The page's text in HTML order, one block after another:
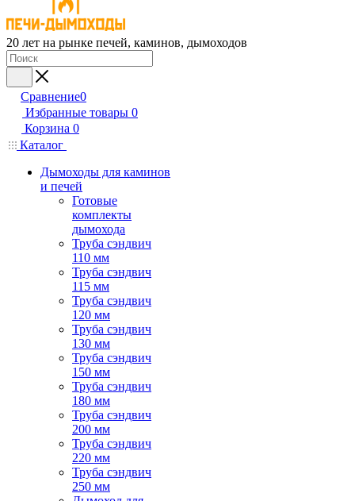
20 лет на рынке печей, каминов, дымоходов
Сравнение0
Избранные товары 0
Корзина 0
Каталог
Дымоходы для каминов
и печей
Готовые
комплекты
дымохода
Труба сэндвич
110 мм
Труба сэндвич
115 мм
Труба сэндвич
120 мм
Труба сэндвич
130 мм
Труба сэндвич
150 мм
Труба сэндвич
180 мм
Труба сэндвич
200 мм
Труба сэндвич
220 мм
Труба сэндвич
250 мм